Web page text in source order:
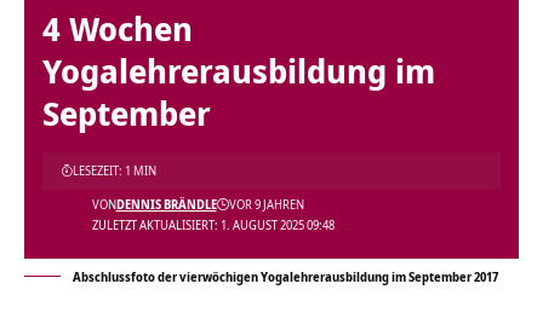
4 Wochen
Yogalehrerausbildung im
September
ZULETZT AKTUALISIERT: 1. AUGUST 2025 09:48
VONDENNIS BRÄNDLE VOR 9 JAHREN
LESEZEIT: 1 MIN
Abschlussfoto der vierwöchigen Yogalehrerausbildung im September 2017